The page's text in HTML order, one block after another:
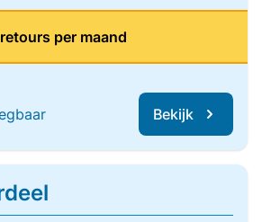
per maand
Bekijk